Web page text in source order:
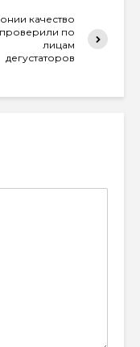
качество
по
лицам
дегустаторов